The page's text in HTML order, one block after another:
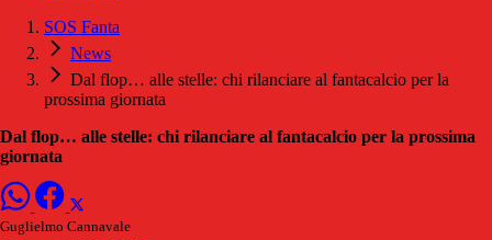
SOS Fanta
News
Dal flop… alle stelle: chi rilanciare al fantacalcio per la
prossima giornata
Dal flop… alle stelle: chi rilanciare al fantacalcio per la prossima
giornata
Guglielmo Cannavale